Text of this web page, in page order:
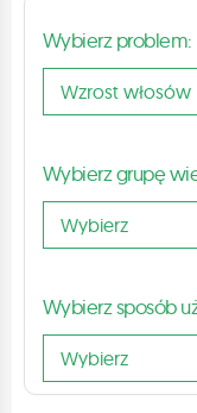
Wybierz problem:
Wybierz grupę
Wybierz sposób